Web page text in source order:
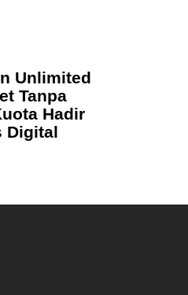
Unlimited
Tanpa
Hadir
Digital